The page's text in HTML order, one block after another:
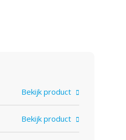
Bekijk product
Bekijk product